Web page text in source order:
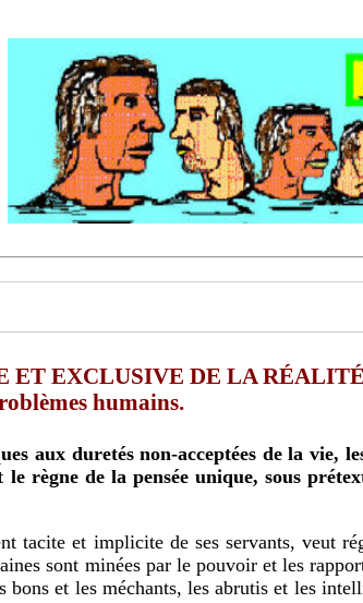
ET EXCLUSIVE DE LA RÉALITÉ
humains.
règne de la pensée unique, sous
sont minées par le pouvoir et les
bons et les méchants, les abrutis et les